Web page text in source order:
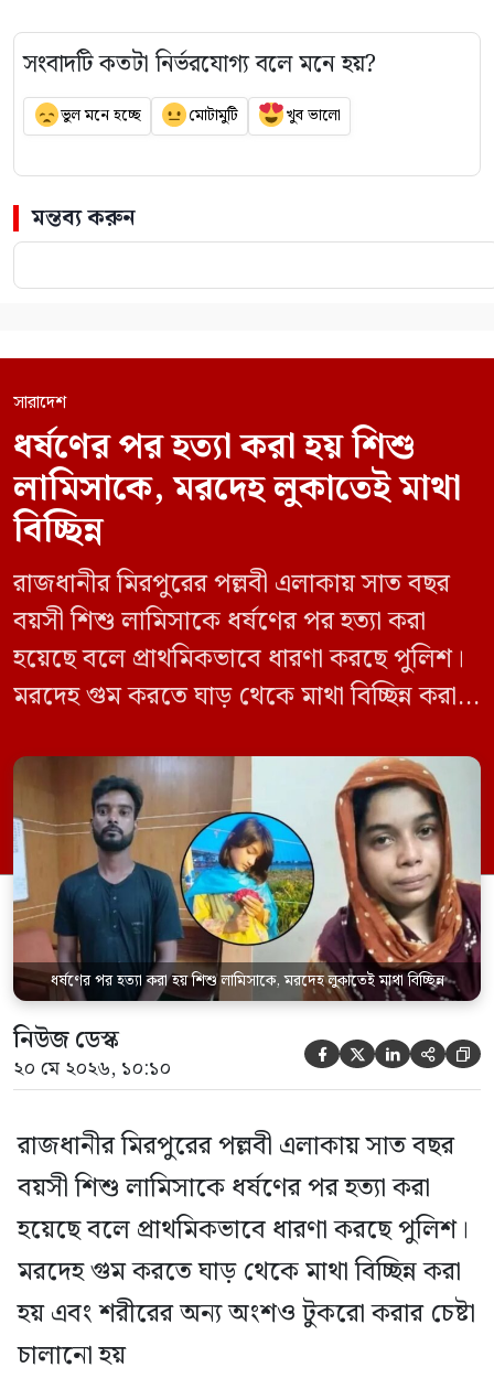
সংবাদটি কতটা নির্ভরযোগ্য বলে মনে হয়?
ভুল মনে হচ্ছে মোটামুটি খুব ভালো
মন্তব্য করুন
সারাদেশ
ধর্ষণের পর হত্যা করা হয় শিশু
লামিসাকে, মরদেহ লুকাতেই মাথা
বিচ্ছিন্ন
রাজধানীর মিরপুরের পল্লবী এলাকায় সাত বছর
বয়সী শিশু লামিসাকে ধর্ষণের পর হত্যা করা
হয়েছে বলে প্রাথমিকভাবে ধারণা করছে পুলিশ।
মরদেহ গুম করতে ঘাড় থেকে মাথা বিচ্ছিন্ন করা
চালানো হয় এই নৃশংস হত্যাকাণ্ডে পাশের ফ্ল্যাটের
ভাড়াটিয়া সোহেল রানা (৩০) ও তার স্ত্রী স্বপ্না
আক্তারকে (২৬) মাত্র ৭ ঘণ্টার […]
ধর্ষণের পর হত্যা করা হয় শিশু লামিসাকে, মরদেহ লুকাতেই মাথা বিচ্ছিন্ন
নিউজ ডেস্ক
২০ মে ২০২৬, ১০:১০     
রাজধানীর মিরপুরের পল্লবী এলাকায় সাত বছর
বয়সী শিশু লামিসাকে ধর্ষণের পর হত্যা করা
হয়েছে বলে প্রাথমিকভাবে ধারণা করছে পুলিশ।
মরদেহ গুম করতে ঘাড় থেকে মাথা বিচ্ছিন্ন করা
হয় এবং শরীরের অন্য অংশও টুকরো করার চেষ্টা
চালানো হয়